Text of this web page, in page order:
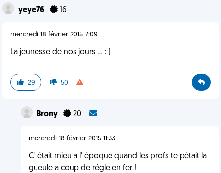
yeye76 16
mercredi 18 février 2015 7:09
La jeunesse de nos jours ... : )
29 50
Brony 20
mercredi 18 février 2015 11:33
C' était mieu a l' époque quand les profs te pétait la
gueule a coup de régle en fer !